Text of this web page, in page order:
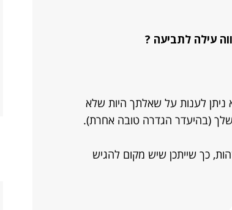
עילה לתביעה ?
ניתן לענות על שאלתך היות שלא
שלך (בהיעדר הגדרה טובה אחרת).
כך שייתכן שיש מקום להגיש